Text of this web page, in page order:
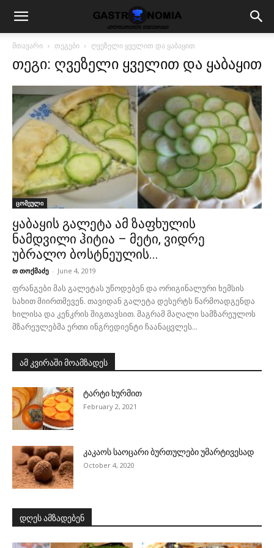
მთავარი თეგები ღვეზელი ყველით და ყაბაყით
თეგი: ღვეზელი ყველით და ყაბაყით
ცომეული
ყაბაყის გალეტა ამ ზაფხულის
ნამდვილი ჰიტია – მეტი, ვიდრე
უბრალო ბოსტნეულის...
თ თოქმაძე - June 4, 2019
ფრანგები მას გალეტას უწოდებენ და ორიგინალური ხემსის
სახით მიირთმევენ. თავიდან გალეტა დესერტს წარმოადგენდა
ხილისა და კენკრის შიგთავსით. მაგრამ მაღალი სამზარეულოს
მზარეულებმა ერთი ინგრედიენტი ჩაანაცვლეს...
ამ კვირაში მოამზადეს
ტარტი ხურმით
February 2, 2021
კაკაოს საოცარი ბურთულები უმარტივესად
October 4, 2020
დღეს ამზადებენ